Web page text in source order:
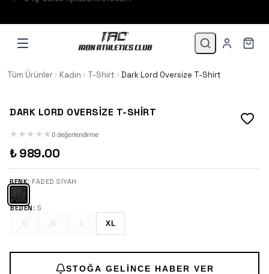
Tüm Ürünler Kadın T-Shirt Dark Lord Oversize T-Shirt
DARK LORD OVERSIZE T-SHIRT
★ ★ ★ ★ ★ 0 değerlendirme
₺ 989.00
RENK: FADED SIYAH
BEDEN : S
S
M L XL
STOĞA GELINCE HABER VER